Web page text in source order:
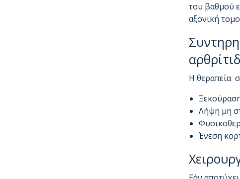
του βαθμού
αξονική
Η θεραπεία
Λήψη μη
Ένεση